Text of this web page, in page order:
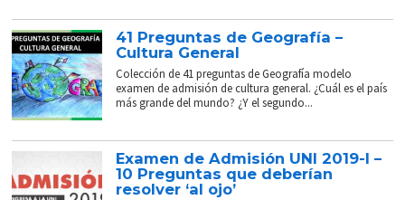
41 Preguntas de Geografía –
Cultura General
Colección de 41 preguntas de Geografía modelo
examen de admisión de cultura general. ¿Cuál es el país
más grande del mundo? ¿Y el segundo...
Examen de Admisión UNI 2019-I –
10 Preguntas que deberían
resolver ‘al ojo’